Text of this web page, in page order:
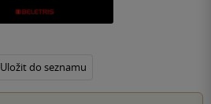
Uložit do seznamu